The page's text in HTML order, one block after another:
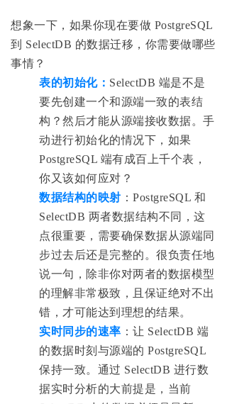
想象一下，如果你现在要做 PostgreSQL
到 SelectDB 的数据迁移，你需要做哪些
事情？
表的初始化： SelectDB 端是不是
要先创建一个和源端一致的表结
构？ 然后才能从源端接收数据。 手
动进行初始化的情况下，如果
PostgreSQL 端有成百上千个表，
你又该如何应对？
数据结构的映射 ：PostgreSQL 和
SelectDB 两者数据结构不同，这
点很重要，需要确保数据从源端同
步过去后还是完整的。很负责任地
说一句，除非你对两者的数据模型
的理解非常极致，且保证绝对不出
错，才可能达到理想的结果。
实时同步的速率 ：让 SelectDB 端
的数据时刻与源端的 PostgreSQL
保持一致。通过 SelectDB 进行数
据实时分析的大前提是，当前